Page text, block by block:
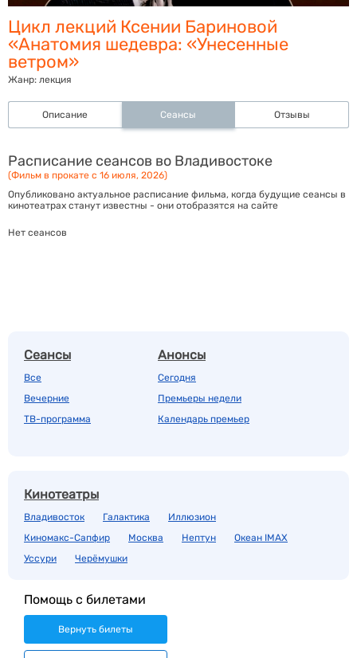
Цикл лекций Ксении Бариновой
«‎Анатомия шедевра: «‎Унесенные
ветром»
Жанр: лекция
Описание Сеансы Отзывы
Расписание сеансов во Владивостоке
(Фильм в прокате с 16 июля, 2026)
Опубликовано актуальное расписание фильма, когда будущие сеансы в
кинотеатрах станут известны - они отобразятся на сайте
Нет сеансов
Сеансы
Все
Вечерние
ТВ-программа
Анонсы
Сегодня
Премьеры недели
Календарь премьер
Кинотеатры
Владивосток Галактика
Иллюзион
Киномакс-Сапфир
Москва Нептун
Океан IMAX
Уссури
Черёмушки
Помощь с билетами
Вернуть билеты